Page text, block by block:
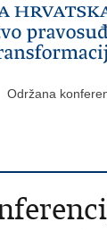
Održana